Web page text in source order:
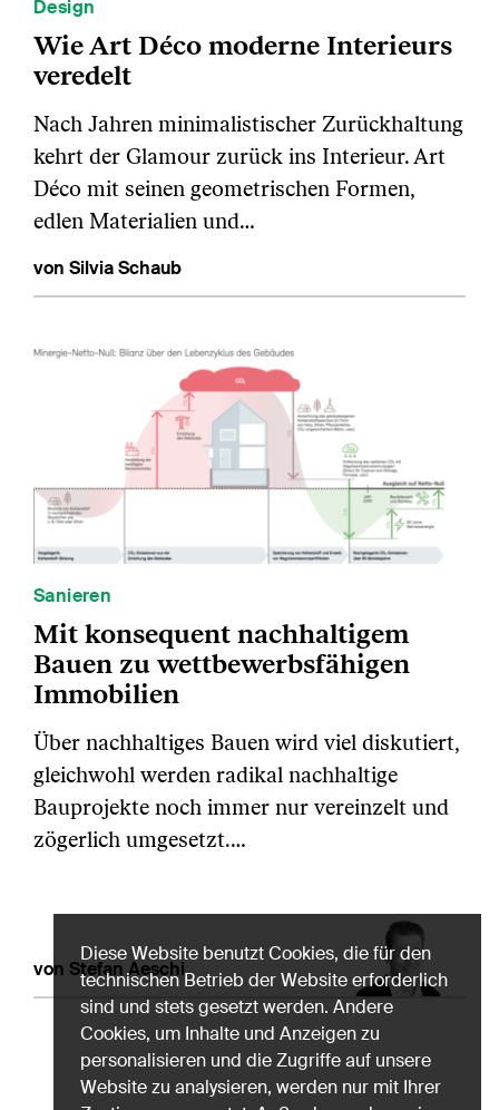
Design
Wie Art Déco moderne Interieurs
veredelt
Nach Jahren minimalistischer Zurückhaltung
kehrt der Glamour zurück ins Interieur. Art
Déco mit seinen geometrischen Formen,
edlen Materialien und…
von Silvia Schaub
Sanieren
Mit konsequent nachhaltigem
Bauen zu wettbewerbsfähigen
Immobilien
Über nachhaltiges Bauen wird viel diskutiert,
gleichwohl werden radikal nachhaltige
Bauprojekte noch immer nur vereinzelt und
zögerlich umgesetzt.…
von Stefan Aeschi
Diese Website benutzt Cookies, die für den
technischen Betrieb der Website erforderlich
sind und stets gesetzt werden. Andere
Cookies, um Inhalte und Anzeigen zu
personalisieren und die Zugriffe auf unsere
Website zu analysieren, werden nur mit Ihrer